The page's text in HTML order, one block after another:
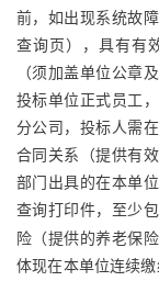
前，如出现系统故
查询页），具有有
（须加盖单位公章
投标单位正式员工
分公司，投标人需
合同关系（提供有
部门出具的在本单
查询打印件，至少
险（提供的养老保
体现在本单位连续缴